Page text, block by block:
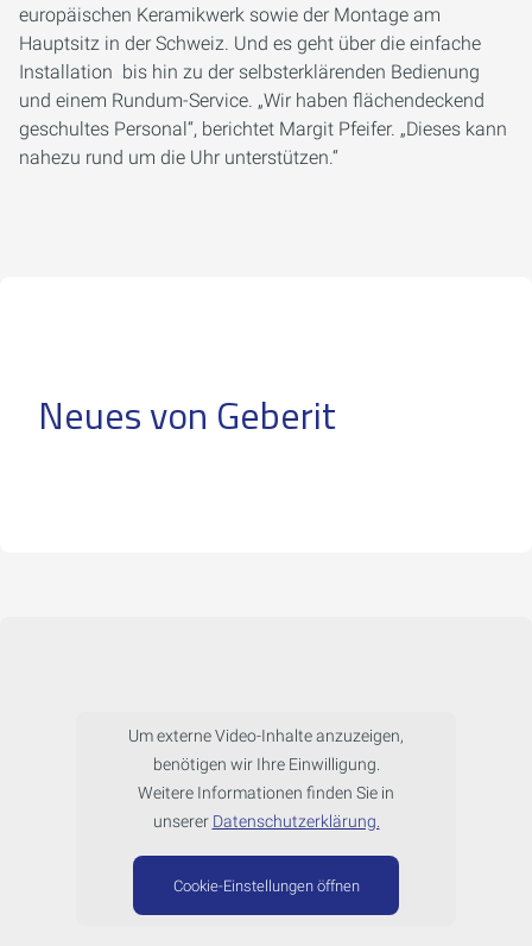
europäischen Keramikwerk sowie der Montage am
Hauptsitz in der Schweiz. Und es geht über die einfache
Installation bis hin zu der selbsterklärenden Bedienung
und einem Rundum-Service. „Wir haben flächendeckend
geschultes Personal “, berichtet Margit Pfeifer. „Dieses kann
nahezu rund um die Uhr unterstützen.“
Neues von Geberit
Um externe Video-Inhalte anzuzeigen,
benötigen wir Ihre Einwilligung.
Weitere Informationen finden Sie in
unserer Datenschutzerklärung.
Cookie-Einstellungen öffnen